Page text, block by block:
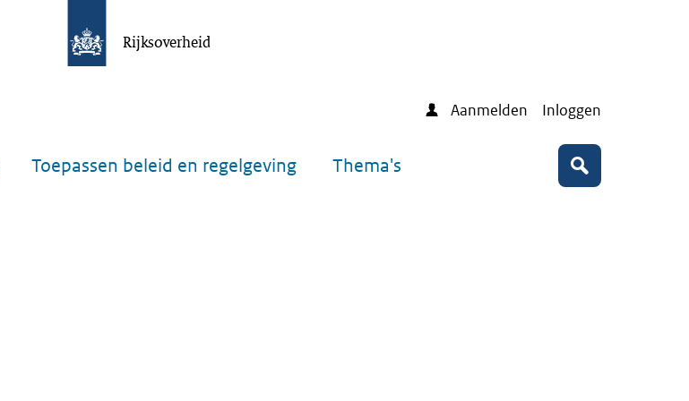
Rijksoverheid
Aanmelden Inloggen
Toepassen beleid en regelgeving Thema's Zoeken